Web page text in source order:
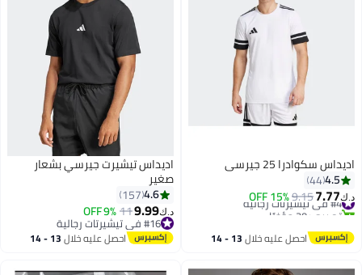
6
اديداس سكوادرا 25 جيرسي
4.5
44
د.ك‏7.77
9.15
15% OFF #4 في تيشيرتات رجالية
تم بيع +20 مؤخرًا
#4 في تيشيرتات رجالية
احصل عليه خلال 13 - 14
اغسطس
8
اديداس تيشيرت جيرسي بشعار
صغير
4.6
157
د.ك‏9.99
11
9% OFF
#16 في تيشيرتات رجالية
#16 في تيشيرتات رجالية احصل عليه خلال 13 - 14
اغسطس